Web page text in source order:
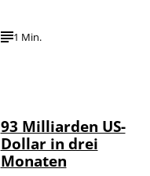
1 Min.
93 Milliarden US-
Dollar in drei
Monaten